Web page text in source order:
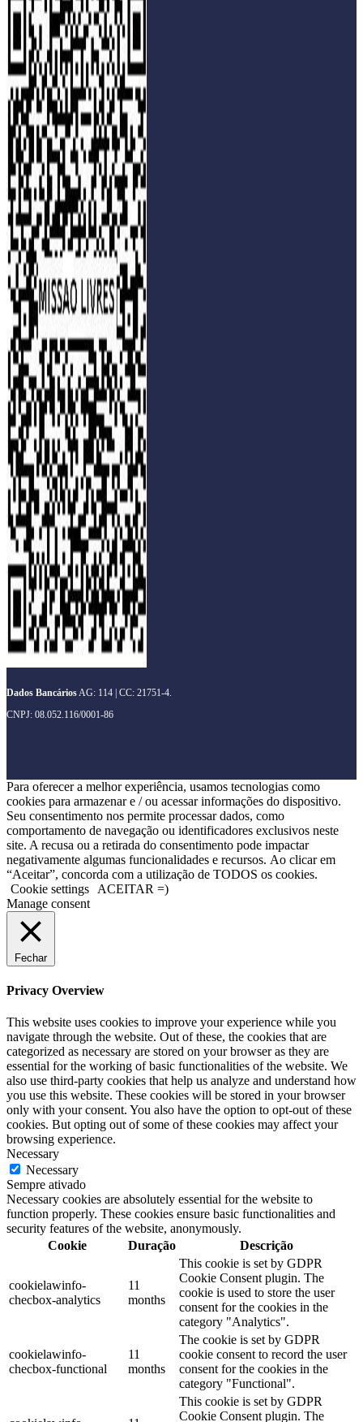
Dados Bancários AG: 114 | CC: 21751-4.
CNPJ: 08.052.116/0001-86
Para oferecer a melhor experiência, usamos tecnologias como
cookies para armazenar e / ou acessar informações do dispositivo.
Seu consentimento nos permite processar dados, como
comportamento de navegação ou identificadores exclusivos neste
site. A recusa ou a retirada do consentimento pode impactar
negativamente algumas funcionalidades e recursos. Ao clicar em
“Aceitar”, concorda com a utilização de TODOS os cookies.
Cookie settings
ACEITAR =)
Manage consent
Fechar
Privacy Overview
This website uses cookies to improve your experience while you
navigate through the website. Out of these, the cookies that are
categorized as necessary are stored on your browser as they are
essential for the working of basic functionalities of the website. We
also use third-party cookies that help us analyze and understand how
you use this website. These cookies will be stored in your browser
only with your consent. You also have the option to opt-out of these
cookies. But opting out of some of these cookies may affect your
browsing experience.
Necessary
Necessary
Sempre ativado
Necessary cookies are absolutely essential for the website to
function properly. These cookies ensure basic functionalities and
security features of the website, anonymously.
Cookie
Duração Descrição
cookielawinfo-
checbox-analytics
11
months
This cookie is set by GDPR
Cookie Consent plugin. The
cookie is used to store the user
consent for the cookies in the
category "Analytics".
cookielawinfo-
checbox-functional
11
months
The cookie is set by GDPR
cookie consent to record the user
consent for the cookies in the
category "Functional".
This cookie is set by GDPR
Cookie Consent plugin. The